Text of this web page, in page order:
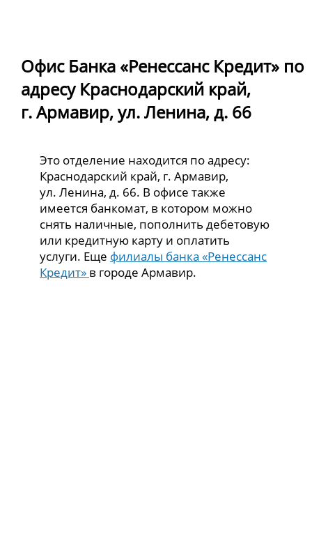
Офис Банка «Ренессанс Кредит» по
адресу Краснодарский край,
г. Армавир, ул. Ленина, д. 66
Это отделение находится по адресу:
Краснодарский край, г. Армавир,
ул. Ленина, д. 66. В офисе также
имеется банкомат, в котором можно
снять наличные, пополнить дебетовую
или кредитную карту и оплатить
услуги. Еще филиалы банка «Ренессанс
Кредит» в городе Армавир.